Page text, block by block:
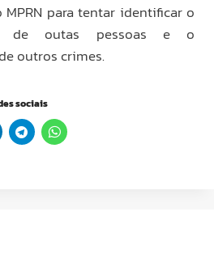
MPRN para tentar identificar o
de outas pessoas e o
outros crimes.
sociais